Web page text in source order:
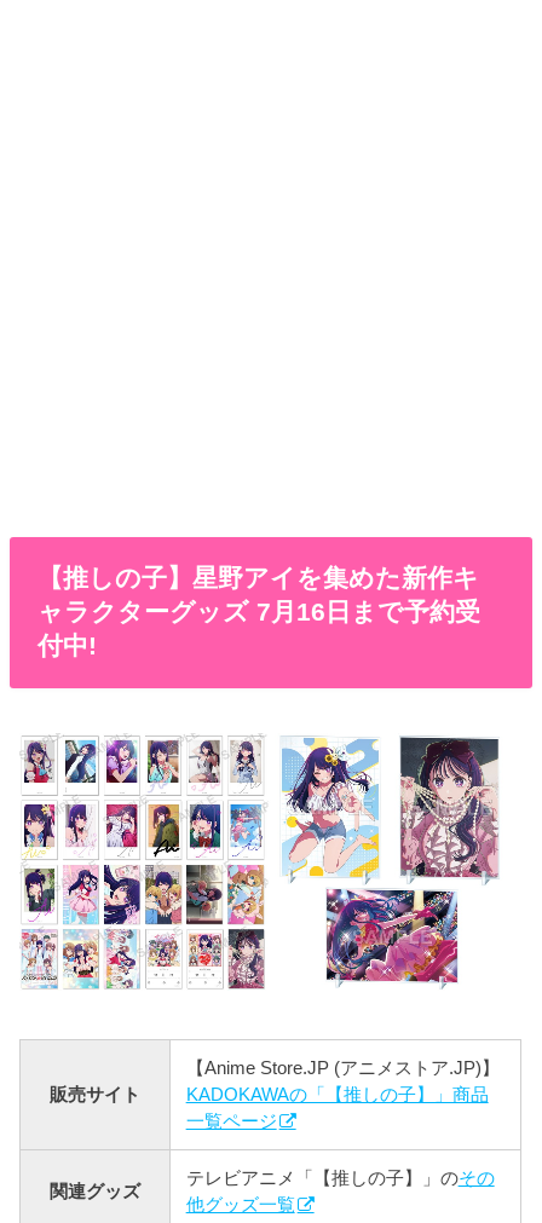
【推しの子】星野アイを集めた新作キ
ャラクターグッズ 7月16日まで予約受
付中!
販売サイト
【Anime Store.JP (アニメストア.JP)】
KADOKAWAの「【推しの子】」商品
一覧ページ
関連グッズ
テレビアニメ「【推しの子】」のその
他グッズ一覧